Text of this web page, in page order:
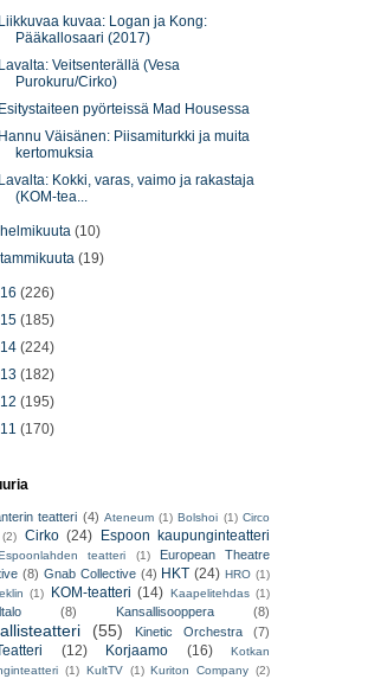
Liikkuvaa kuvaa: Logan ja Kong:
Pääkallosaari (2017)
Lavalta: Veitsenterällä (Vesa
Purokuru/Cirko)
Esitystaiteen pyörteissä Mad Housessa
Hannu Väisänen: Piisamiturkki ja muita
kertomuksia
Lavalta: Kokki, varas, vaimo ja rakastaja
(KOM-tea...
helmikuuta(10)
tammikuuta(19)
(226)
(185)
(224)
(182)
(195)
(170)
teatteri (4) Ateneum (1) Bolshoi (1) Circo
(2) Cirko (24)
Espoon kaupunginteatteri
teatteri (1)
European Theatre
(8) Gnab Collective (4) HKT (24) HRO (1)
(1) KOM-teatteri (14) Kaapelitehdas (1)
(8) Kansallisooppera (8)
(55) Kinetic Orchestra (7)
(12) Korjaamo (16)
Kotkan
(1) KultTV (1) Kuriton Company (2)